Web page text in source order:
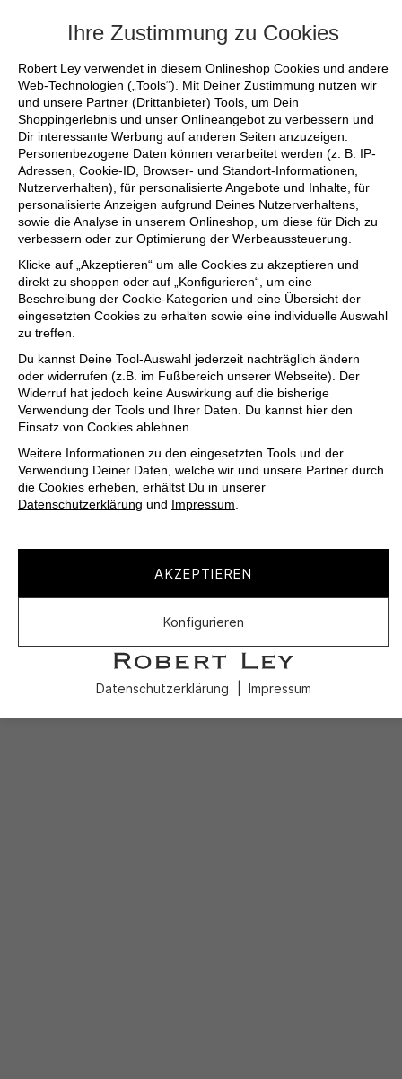
Ihre Zustimmung zu Cookies
Robert Ley verwendet in diesem Onlineshop Cookies und andere
Web-Technologien („Tools“). Mit Deiner Zustimmung nutzen wir
und unsere Partner (Drittanbieter) Tools, um Dein
Shoppingerlebnis und unser Onlineangebot zu verbessern und
Dir interessante Werbung auf anderen Seiten anzuzeigen.
Personenbezogene Daten können verarbeitet werden (z. B. IP-
Adressen, Cookie-ID, Browser- und Standort-Informationen,
Nutzerverhalten), für personalisierte Angebote und Inhalte, für
personalisierte Anzeigen aufgrund Deines Nutzerverhaltens,
sowie die Analyse in unserem Onlineshop, um diese für Dich zu
verbessern oder zur Optimierung der Werbeaussteuerung.
Klicke auf „Akzeptieren“ um alle Cookies zu akzeptieren und
direkt zu shoppen oder auf „Konfigurieren“, um eine
Beschreibung der Cookie-Kategorien und eine Übersicht der
eingesetzten Cookies zu erhalten sowie eine individuelle Auswahl
zu treffen.
Du kannst Deine Tool-Auswahl jederzeit nachträglich ändern
oder widerrufen (z.B. im Fußbereich unserer Webseite). Der
Widerruf hat jedoch keine Auswirkung auf die bisherige
Verwendung der Tools und Ihrer Daten. Du kannst hier den
Einsatz von Cookies ablehnen.
Weitere Informationen zu den eingesetzten Tools und der
Verwendung Deiner Daten, welche wir und unsere Partner durch
die Cookies erheben, erhältst Du in unserer
Datenschutzerklärung und Impressum.
AKZEPTIEREN
Konfigurieren
Datenschutzerklärung Impressum